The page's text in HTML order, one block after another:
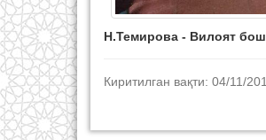
Н.Темирова - Вилоят бош
Киритилган вақти: 04/11/